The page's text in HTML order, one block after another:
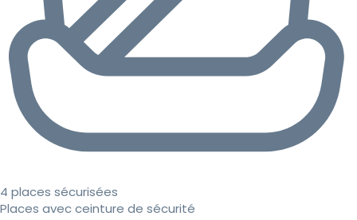
4 places sécurisées
Places avec ceinture de sécurité